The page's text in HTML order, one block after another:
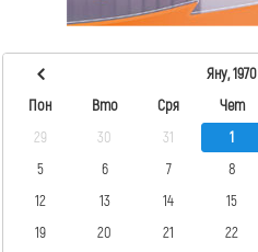
Яну, 1970
Пон
Вто Сря Чет
29
30 31 1
5
6 7 8
12
13 14 15
19
20 21 22